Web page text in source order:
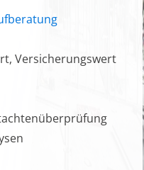
Versicherungswert